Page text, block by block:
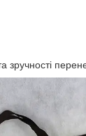
зручності